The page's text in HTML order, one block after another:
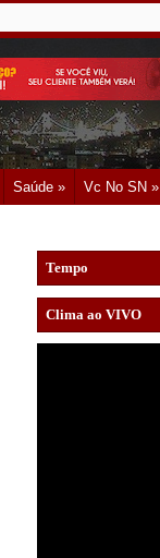
Saúde » Vc No SN »
Tempo
Clima ao VIVO